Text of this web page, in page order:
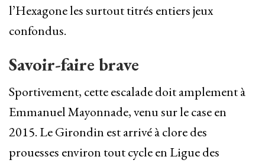
l’Hexagone les surtout titrés entiers jeux
confondus.
Savoir-faire brave
Sportivement, cette escalade doit amplement à
Emmanuel Mayonnade, venu sur le case en
2015. Le Girondin est arrivé à clore des
prouesses environ tout cycle en Ligue des